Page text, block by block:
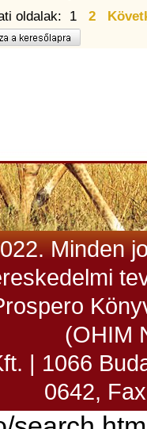
oldalak: 1 2
Minden
(OHIM
| 1066
0642,